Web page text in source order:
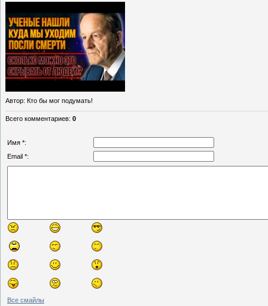
Автор: Кто бы мог подумать!
Всего комментариев: 0
Имя *:
Email *:
Все смайлы